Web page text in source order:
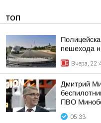
ТОП
пешехода
Вчера,
Дмитрий
ПВО
05:33